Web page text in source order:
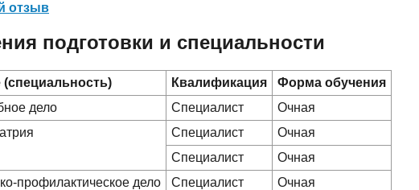
отзыв
подготовки и специальности
Квалификация
Форма обучения
дело
Специалист
Очная
Специалист
Очная
Специалист
Очная
профилактическое дело
Специалист
Очная